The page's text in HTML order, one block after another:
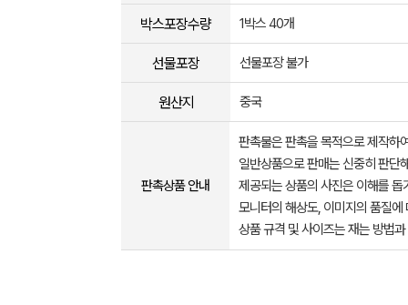
박스포장수량 1박스 40개
선물포장 선물포장 불가
원산지 중국
판촉상품 안내
판촉물은 판촉을 목적으로 제작하
일반상품으로 판매는 신중히 판단
제공되는 상품의 사진은 이해를
모니터의 해상도, 이미지의 품질
상품 규격 및 사이즈는 재는 방법